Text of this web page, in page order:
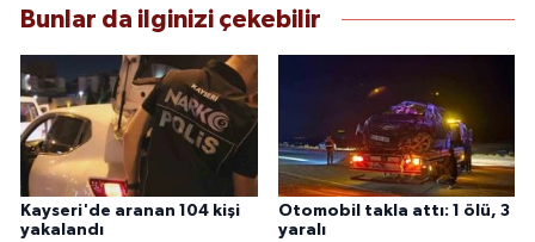
Bunlar da ilginizi çekebilir
Kayseri'de aranan 104 kişi
yakalandı
Otomobil takla attı: 1 ölü, 3
yaralı